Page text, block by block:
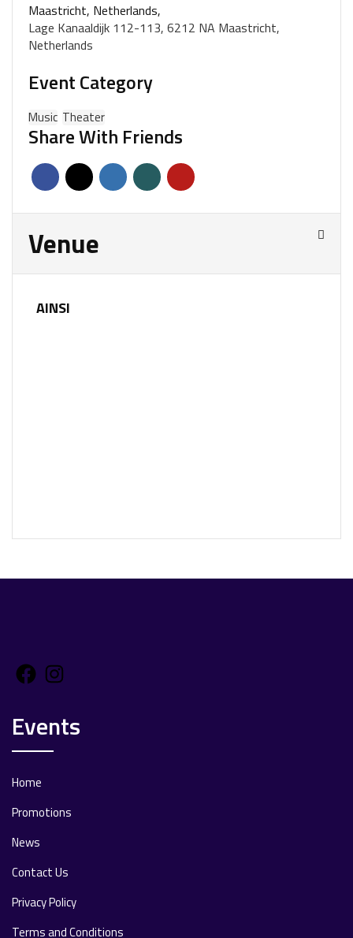
Maastricht, Netherlands,
Lage Kanaaldijk 112-113, 6212 NA Maastricht,
Netherlands
Event Category
Music Theater
Share With Friends
Venue
AINSI
Facebook
Events
Home
Promotions
News
Contact Us
Privacy Policy
Terms and Conditions